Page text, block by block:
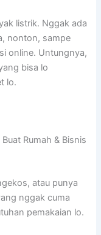
listrik. Nggak ada
nonton, sampe
online. Untungnya,
bisa lo
lo.
Rumah & Bisnis
atau punya
nggak cuma
pemakaian lo.